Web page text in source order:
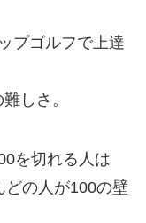
プゴルフで上達
しさ。
を切れる人は
どの人が100の壁